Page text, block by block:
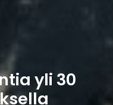
yli 30